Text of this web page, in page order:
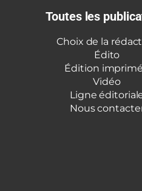
Toutes les
Choix de la
Édito
Édition
Vidéo
Ligne
Nous